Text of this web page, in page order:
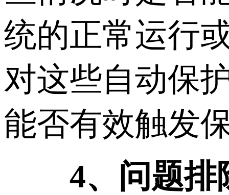
统的正常运行
对这些自动保
能否有效触发
4、问题排